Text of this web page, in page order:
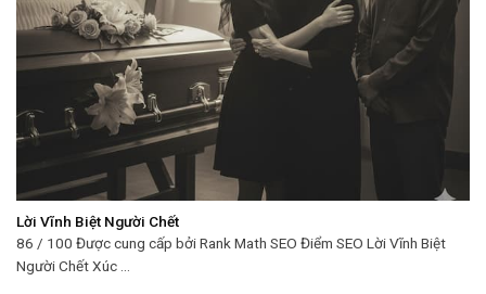
Lời Vĩnh Biệt Người Chết
86 / 100 Được cung cấp bởi Rank Math SEO Điểm SEO Lời Vĩnh Biệt
Người Chết Xúc ...